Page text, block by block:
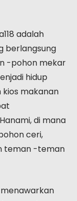
adalah
berlangsung
-pohon mekar
hidup
kios makanan
di mana
ceri,
teman -teman
menawarkan